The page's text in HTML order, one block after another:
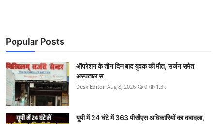
Popular Posts
ऑपरेशन के तीन दिन बाद युवक की मौत, सर्जन समेत
अस्पताल स...
Desk Editor Aug 8, 2026 0 1.3k
यूपी में 24 घंटे में 363 पीसीएस अधिकारियों का तबादला,